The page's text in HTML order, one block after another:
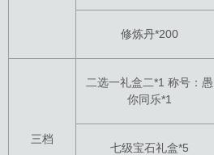
修炼丹*200
三档
二选一礼盒二*1 称号：愚
你同乐*1
七级宝石礼盒*5